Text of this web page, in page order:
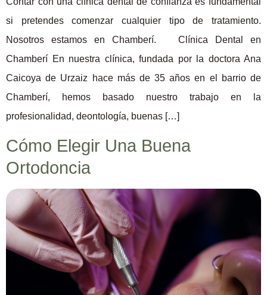
si pretendes comenzar cualquier tipo de tratamiento.
Nosotros estamos en Chamberí. Clínica Dental en
Chamberí En nuestra clínica, fundada por la doctora Ana
Caicoya de Urzaiz hace más de 35 años en el barrio de
Chamberí, hemos basado nuestro trabajo en la
profesionalidad, deontología, buenas […]
Cómo Elegir Una Buena
Ortodoncia